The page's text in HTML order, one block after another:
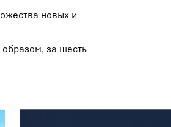
новых и
за шесть